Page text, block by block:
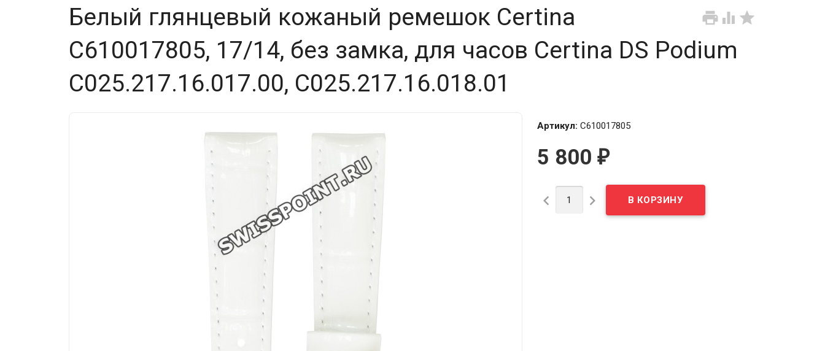
  
Белый глянцевый кожаный ремешок Certina
C610017805, 17/14, без замка, для часов Certina DS Podium
C025.217.16.017.00, C025.217.16.018.01
Артикул: C610017805
5 800 ₽
 